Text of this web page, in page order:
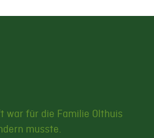
war für die Familie Olthuis
musste.